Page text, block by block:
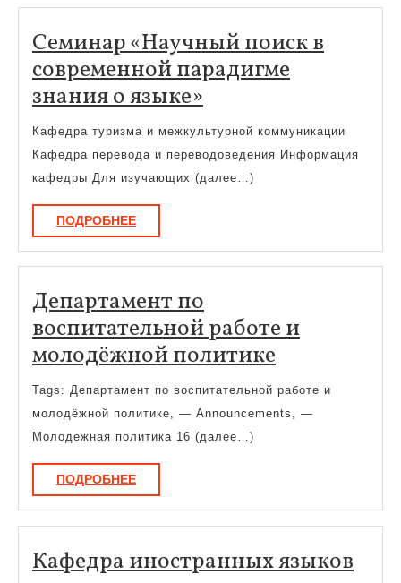
Cеминар «Научный поиск в
современной парадигме
знания о языке»Cеминар
«Научный
поиск
в
знания
языке»
Кафедра туризма и межкультурной коммуникации
Кафедра перевода и переводоведения Информация
кафедры Для изучающих (далее…)
ПОДРОБНЕЕПОДРОБНЕЕ
Департамент по
воспитательной работе и
молодёжной политике
по
политике
Tags: Департамент по воспитательной работе и
молодёжной политике, — Announcements, —
Молодежная политика 16 (далее…)
ПОДРОБНЕЕПОДРОБНЕЕ
Кафедра иностранных языков